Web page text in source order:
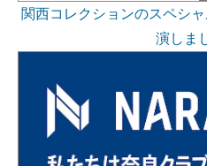
関西コレクションのスペシ
演しま